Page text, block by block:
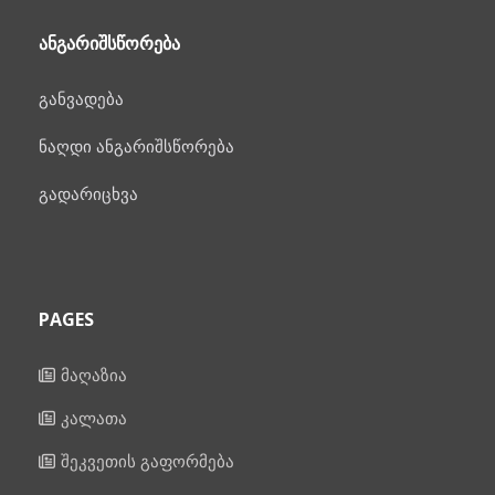
ᲐᲜᲒᲐᲠᲘᲨᲡᲬᲝᲠᲔᲑᲐ
განვადება
ნაღდი ანგარიშსწორება
გადარიცხვა
PAGES
მაღაზია
კალათა
შეკვეთის გაფორმება